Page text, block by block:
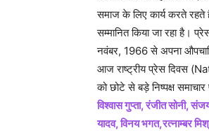
समाज के लिए कार्य करते रहते
सम्मानित किया जा रहा है।
नवंबर, 1966 से अपना
आज राष्ट्रीय प्रेस दिवस
को छोटे से बड़े निष्पक्ष
विश्वास गुप्ता, रंजीत सोनी,
यादव, विनय भगत,रत्नाम्बर